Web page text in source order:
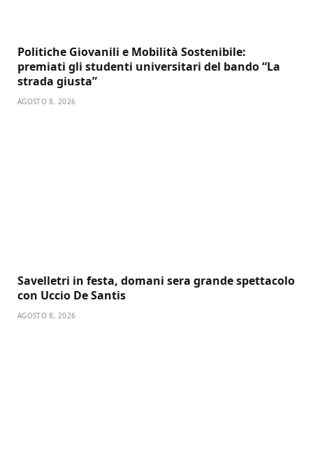
Politiche Giovanili e Mobilità Sostenibile:
premiati gli studenti universitari del bando “La
strada giusta”
AGOSTO 8, 2026
Savelletri in festa, domani sera grande spettacolo
con Uccio De Santis
AGOSTO 8, 2026